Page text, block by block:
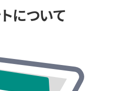
について